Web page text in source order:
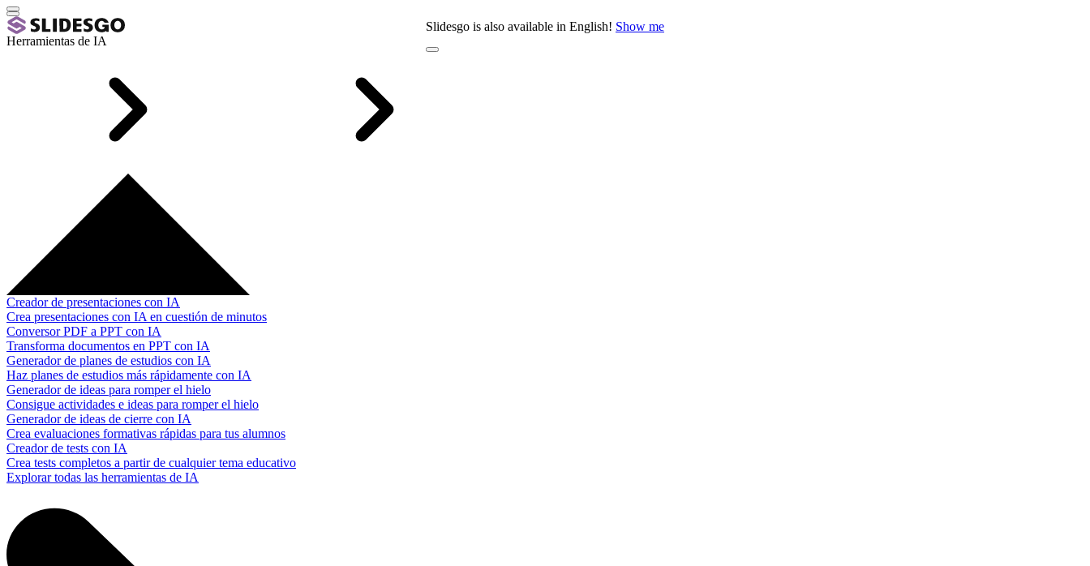
Slidesgo is also available in English! Show me
Herramientas de IA
Creador de presentaciones con IA
Crea presentaciones con IA en cuestión de minutos
Conversor PDF a PPT con IA
Transforma documentos en PPT con IA
Generador de planes de estudios con IA
Haz planes de estudios más rápidamente con IA
Generador de ideas para romper el hielo
Consigue actividades e ideas para romper el hielo
Generador de ideas de cierre con IA
Crea evaluaciones formativas rápidas para tus alumnos
Creador de tests con IA
Crea tests completos a partir de cualquier tema educativo
Explorar todas las herramientas de IA